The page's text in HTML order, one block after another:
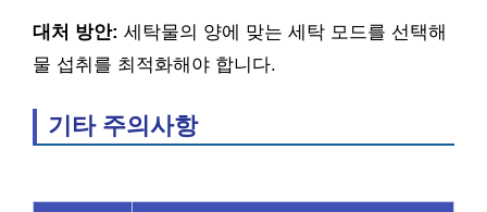
대처 방안: 세탁물의 양에 맞는 세탁 모드를 선택해
물 섭취를 최적화해야 합니다.
기타 주의사항